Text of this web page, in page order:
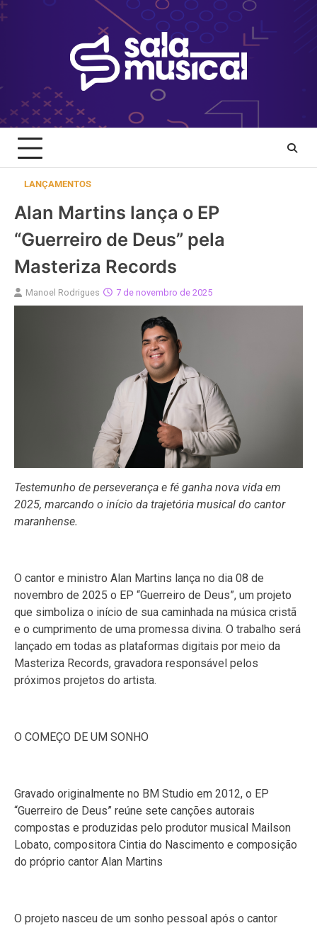
Skip
to
LANÇAMENTOS
Alan Martins lança o EP
“Guerreiro de Deus” pela
Masteriza Records
Manoel Rodrigues 7 de novembro de 2025
Testemunho de perseverança e fé ganha nova vida em
2025, marcando o início da trajetória musical do cantor
maranhense.
O cantor e ministro Alan Martins lança no dia 08 de
novembro de 2025 o EP “Guerreiro de Deus”, um projeto
que simboliza o início de sua caminhada na música cristã
e o cumprimento de uma promessa divina. O trabalho será
lançado em todas as plataformas digitais por meio da
Masteriza Records, gravadora responsável pelos
próximos projetos do artista.
O COMEÇO DE UM SONHO
Gravado originalmente no BM Studio em 2012, o EP
“Guerreiro de Deus” reúne sete canções autorais
compostas e produzidas pelo produtor musical Mailson
Lobato, compositora Cintia do Nascimento e composição
do próprio cantor Alan Martins
O projeto nasceu de um sonho pessoal após o cantor